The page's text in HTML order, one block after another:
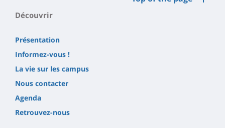
Découvrir
Présentation
Informez-vous !
La vie sur les campus
Nous contacter
Agenda
Retrouvez-nous